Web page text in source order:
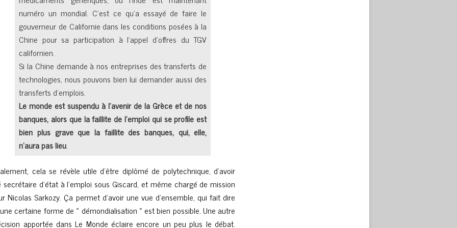
numéro un mondial. C’est ce qu’a essayé de faire le
gouverneur de Californie dans les conditions posées à la
Chine pour sa participation à l’appel d’offres du TGV
californien.
Si la Chine demande à nos entreprises des transferts de
technologies, nous pouvons bien lui demander aussi des
transferts d’emplois.
Le monde est suspendu à l’avenir de la Grèce et de nos
banques, alors que la faillite de l’emploi qui se profile est
bien plus grave que la faillite des banques, qui, elle,
n’aura pas lieu.
cela se révèle utile d’être diplômé de polytechnique, d’avoir
secrétaire d’état à l’emploi sous Giscard, et même chargé de mission
Nicolas Sarkozy. Ça permet d’avoir une vue d’ensemble, qui fait dire
certaine forme de « démondialisation » est bien possible. Une autre
apportée dans Le Monde éclaire encore un peu plus le débat.